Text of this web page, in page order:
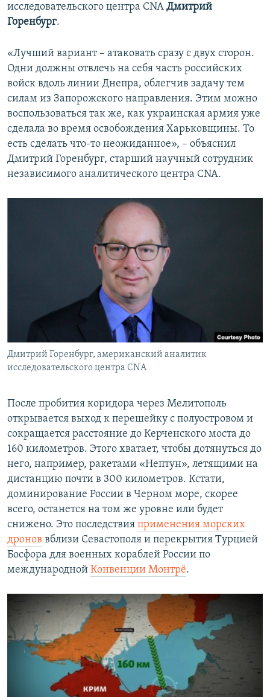
исследовательского центра CNA Дмитрий
Горенбург.
«Лучший вариант – атаковать сразу с двух сторон.
Одни должны отвлечь на себя часть российских
войск вдоль линии Днепра, облегчив задачу тем
силам из Запорожского направления. Этим можно
воспользоваться так же, как украинская армия уже
сделала во время освобождения Харьковщины. То
есть сделать что-то неожиданное», – объяснил
Дмитрий Горенбург, старший научный сотрудник
независимого аналитического центра CNA.
Дмитрий Горенбург, американский аналитик
исследовательского центра CNA
После пробития коридора через Мелитополь
открывается выход к перешейку с полуостровом и
сокращается расстояние до Керченского моста до
160 километров. Этого хватает, чтобы дотянуться до
него, например, ракетами «Нептун», летящими на
дистанцию почти в 300 километров. Кстати,
доминирование России в Черном море, скорее
всего, останется на том же уровне или будет
снижено. Это последствия применения морских
дронов вблизи Севастополя и перекрытия Турцией
Босфора для военных кораблей России по
международной Конвенции Монтрё.